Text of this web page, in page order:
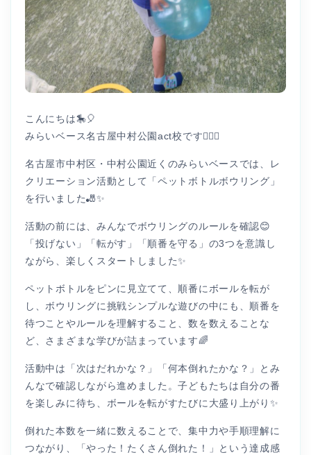
こんにちは🎠🎈
みらいベース名古屋中村公園act校です👩🏻‍⚕️
名古屋市中村区・中村公園近くのみらいベースでは、レ
クリエーション活動として「ペットボトルボウリング」
を行いました🎳✨
活動の前には、みんなでボウリングのルールを確認😊
「投げない」「転がす」「順番を守る」の3つを意識し
ながら、楽しくスタートしました✨
ペットボトルをピンに見立てて、順番にボールを転が
し、ボウリングに挑戦シンプルな遊びの中にも、順番を
待つことやルールを理解すること、数を数えることな
ど、さまざまな学びが詰まっています🌈
活動中は「次はだれかな？」「何本倒れたかな？」とみ
んなで確認しながら進めました。子どもたちは自分の番
を楽しみに待ち、ボールを転がすたびに大盛り上がり✨
倒れた本数を一緒に数えることで、集中力や手順理解に
つながり、「やった！たくさん倒れた！」という達成感